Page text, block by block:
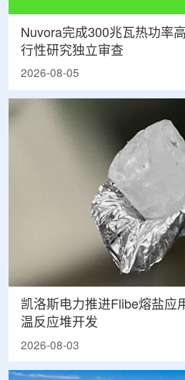
Nuvora完成300兆瓦热功率
行性研究独立审查
2026-08-05
凯洛斯电力推进Flibe熔盐应
温反应堆开发
2026-08-03